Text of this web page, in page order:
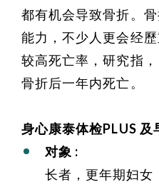
都有机会导致骨折。
能力，不少人更会经
较高死亡率，研究指，
骨折后一年内死亡。
身心康泰体检PLUS 及
对象 :
长者，更年期妇女